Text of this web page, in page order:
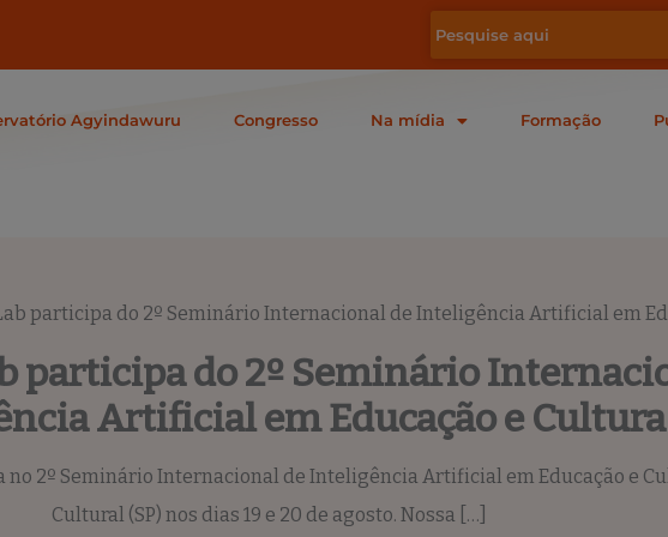
Agyindawuru Congresso Na mídia Formação
participa do 2º Seminário Internacional de Inteligência Artificial em
participa do 2º Seminário
Artificial em Educação e Cultura
no 2º Seminário Internacional de Inteligência Artificial em Educação e
Cultural (SP) nos dias 19 e 20 de agosto. Nossa […]